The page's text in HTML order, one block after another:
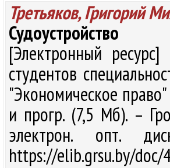
Третьяков, Григорий
Судоустройство
[Электронный
студентов
"Экономическое
и прогр. (7,5 Мб). –
электрон. опт.
https://elib.grsu.by/doc/